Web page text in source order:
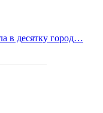
в десятку город…